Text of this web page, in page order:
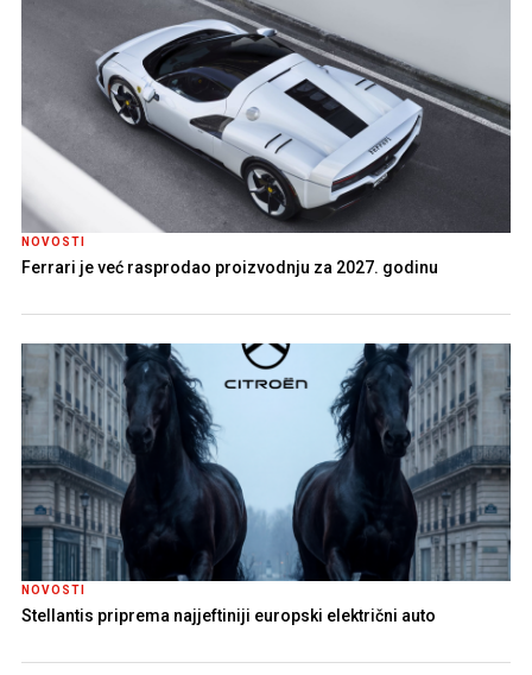
NOVOSTI
Ferrari je već rasprodao proizvodnju za 2027. godinu
NOVOSTI
Stellantis priprema najjeftiniji europski električni auto